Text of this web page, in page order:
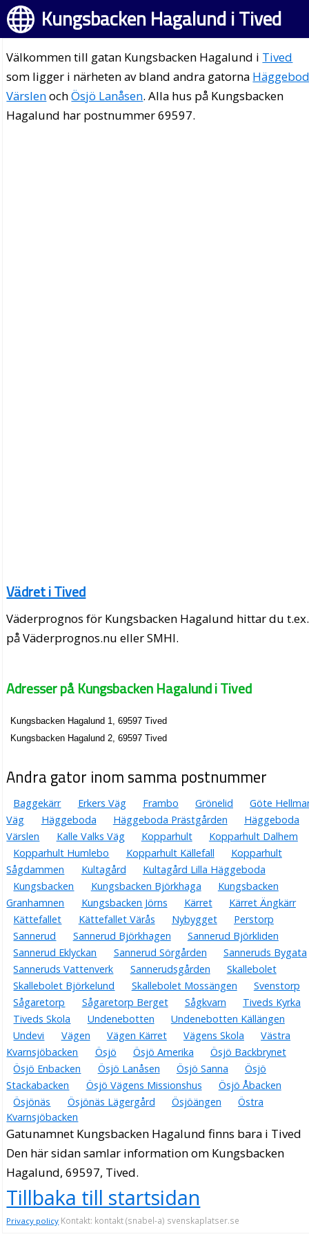
Kungsbacken Hagalund i Tived
Välkommen till gatan Kungsbacken Hagalund i Tived
som ligger i närheten av bland andra gatorna
VärslenochÖsjö Lanåsen. Alla hus på Kungsbacken
Hagalund har postnummer 69597.
Vädret i Tived
Väderprognos för Kungsbacken Hagalund hittar du t.ex.
på Väderprognos.nu eller SMHI.
Adresser på Kungsbacken Hagalund i Tived
Kungsbacken Hagalund 1, 69597 Tived
Kungsbacken Hagalund 2, 69597 Tived
Andra gator inom samma postnummer
Baggekärr Erkers Väg Frambo Grönelid
Göte
Väg
Häggeboda Häggeboda Prästgården
Häggeboda
Värslen
Kalle Valks Väg Kopparhult
Kopparhult Dalhem
Kopparhult Humlebo
Kopparhult Källefall
Kopparhult
Sågdammen
Kultagård
Kultagård Lilla Häggeboda
Kungsbacken
Kungsbacken Björkhaga
Kungsbacken
Granhamnen
Kungsbacken Jörns Kärret
Kärret Ängkärr
Kättefallet
Kättefallet Värås Nybygget
Perstorp
Sannerud
Sannerud Björkhagen
Sannerud Björkliden
Sannerud Eklyckan
Sannerud Sörgården
Sanneruds Bygata
Sanneruds Vattenverk
Sannerudsgården
Skallebolet
Skallebolet Björkelund
Skallebolet Mossängen
Svenstorp
Sågaretorp
Sågaretorp Berget Sågkvarn
Tiveds Kyrka
Tiveds Skola
Undenebotten
Undenebotten Källängen
Undevi
Vägen Vägen Kärret Vägens Skola
Västra
Kvarnsjöbacken
Ösjö Ösjö Amerika
Ösjö Backbrynet
Ösjö Enbacken
Ösjö Lanåsen Ösjö Sanna
Ösjö
Stackabacken
Ösjö Vägens Missionshus
Ösjö Åbacken
Ösjönäs
Ösjönäs Lägergård Ösjöängen
Östra
Kvarnsjöbacken
Gatunamnet Kungsbacken Hagalund finns bara i Tived
Den här sidan samlar information om Kungsbacken
Hagalund, 69597, Tived.
Tillbaka till startsidan
Privacy policy Kontakt: kontakt (snabel-a) svenskaplatser.se